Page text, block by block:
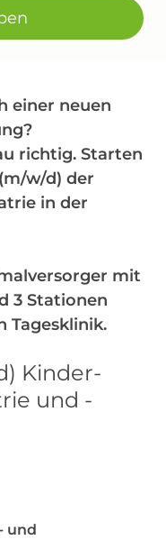
einer neuen
richtig. Starten
w/d) der
in der
mit
3 Stationen
Tagesklinik.
Kinder-
und -
und